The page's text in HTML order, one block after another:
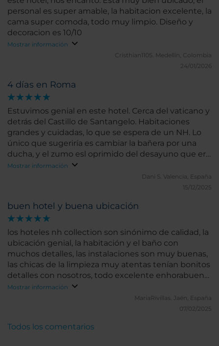
personal es super amable, la habitacion excelente, la
cama super comoda, todo muy limpio. Diseño y
decoracion es 10/10
Mostrar información
Cristhian1105. Medellín, Colombia
24/01/2026
4 días en Roma
Estuvimos genial en este hotel. Cerca del vaticano y
detrás del Castillo de Santangelo. Habitaciones
grandes y cuidadas, lo que se espera de un NH. Lo
único que sugeriría es cambiar la bañera por una
ducha, y el zumo esl oprimido del desayuno que era
escaso y se acababa pronto. El resto genial
Mostrar información
Dani S. Valencia, España
15/12/2025
buen hotel y buena ubicación
los hoteles nh collection son sinónimo de calidad, la
ubicación genial, la habitación y el baño con
muchos detalles, las instalaciones son muy buenas,
las chicas de la limpieza muy atentas tenían bonitos
detalles con nosotros, todo excelente enhorabuena,
cuando volvamos a italia nos hospedaremos aquí de
Mostrar información
MariaRivillas. Jaén, España
07/02/2025
Todos los comentarios